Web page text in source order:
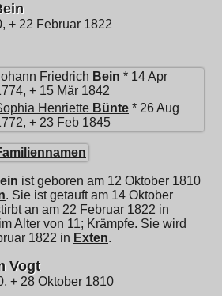
+ 22 Februar 1822
Friedrich Bein * 14 Apr
+ 15 Mär 1842
Henriette Bünte * 26 Aug
+ 23 Feb 1845
ist geboren am 12 Oktober 1810
. Sie ist getauft am 14 Oktober
an am 22 Februar 1822 in
Alter von 11; Krämpfe. Sie wird
1822 in Exten.
Vogt
+ 28 Oktober 1810